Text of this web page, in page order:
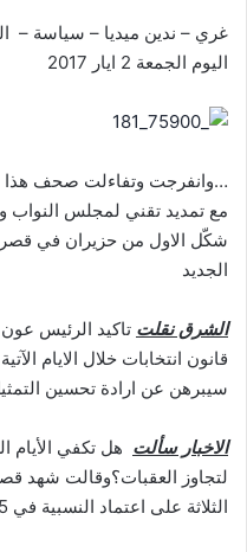
غري – ندين ميديا – سياسة
اليوم الجمعة 2 ايار 2017
…وانفرجت وتفاءلت صحف هذا
مع تمديد تقني لمجلس النواب
شكّل الاول من حزيران في قصر
الجديد
الشرق نقلت تاكيد الرئيس
قانون انتخابات خلال الايام
سيبرهن عن ارادة تحسين
الاخبار سألت
لتجاوز العقبات؟وقالت شهد
الثلاثة على اعتماد النسبية في 15 دائرة. مشيرة الى وجود عقبات .